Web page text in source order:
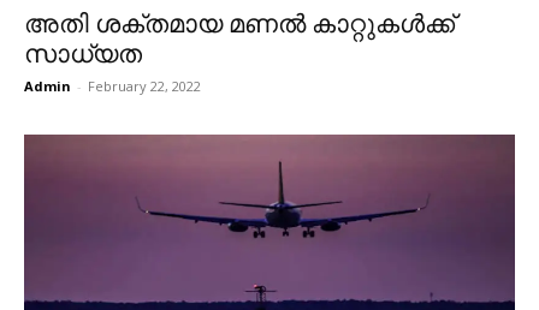
അതി ശക്തമായ മണൽ കാറ്റുകൾക്ക്
സാധ്യത
Admin - February 22, 2022